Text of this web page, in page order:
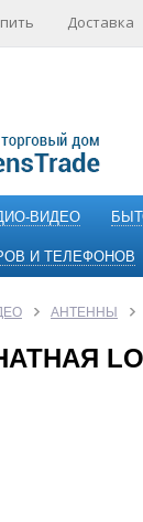
Доставка
ВИДЕО
И ТЕЛЕФОНОВ
АНТЕННЫ